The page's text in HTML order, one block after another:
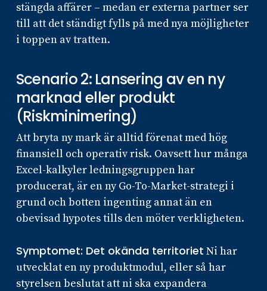
stängda affärer – medan er externa partner ser
till att det ständigt fylls på med nya möjligheter
i toppen av tratten.
Scenario 2: Lansering av en ny
marknad eller produkt
(Riskminimering)
Att bryta ny mark är alltid förenat med hög
finansiell och operativ risk. Oavsett hur många
Excel-kalkyler ledningsgruppen har
producerat, är en ny Go-To-Market-strategi i
grund och botten ingenting annat än en
obevisad hypotes tills den möter verkligheten.
Symptomet: Det okända territoriet Ni har
utvecklat en ny produktmodul, eller så har
styrelsen beslutat att ni ska expandera